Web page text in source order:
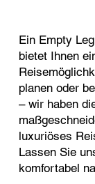
Ein Empty
bietet Ihnen
planen oder
– wir haben
luxuriöses
Lassen Sie
komfortabel